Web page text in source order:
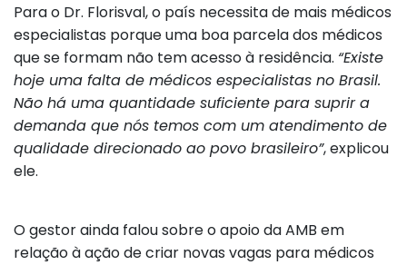
Para o Dr. Florisval, o país necessita de mais médicos
especialistas porque uma boa parcela dos médicos
que se formam não tem acesso à residência. “Existe
hoje uma falta de médicos especialistas no Brasil.
Não há uma quantidade suficiente para suprir a
demanda que nós temos com um atendimento de
qualidade direcionado ao povo brasileiro”, explicou
ele.
O gestor ainda falou sobre o apoio da AMB em
relação à ação de criar novas vagas para médicos